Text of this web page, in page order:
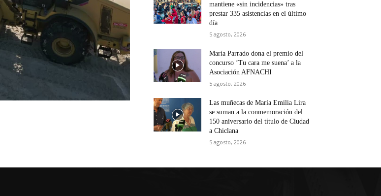
mantiene «sin incidencias» tras
prestar 335 asistencias en el último
día
5 agosto, 2026
María Parrado dona el premio del
concurso ‘Tu cara me suena’ a la
Asociación AFNACHI
5 agosto, 2026
Las muñecas de María Emilia Lira
se suman a la conmemoración del
150 aniversario del título de Ciudad
a Chiclana
5 agosto, 2026